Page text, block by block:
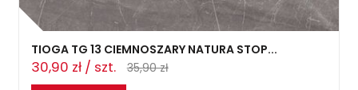
TIOGA TG 13 CIEMNOSZARY NATURA STOP...
30,90 zł / szt.
35,90 zł